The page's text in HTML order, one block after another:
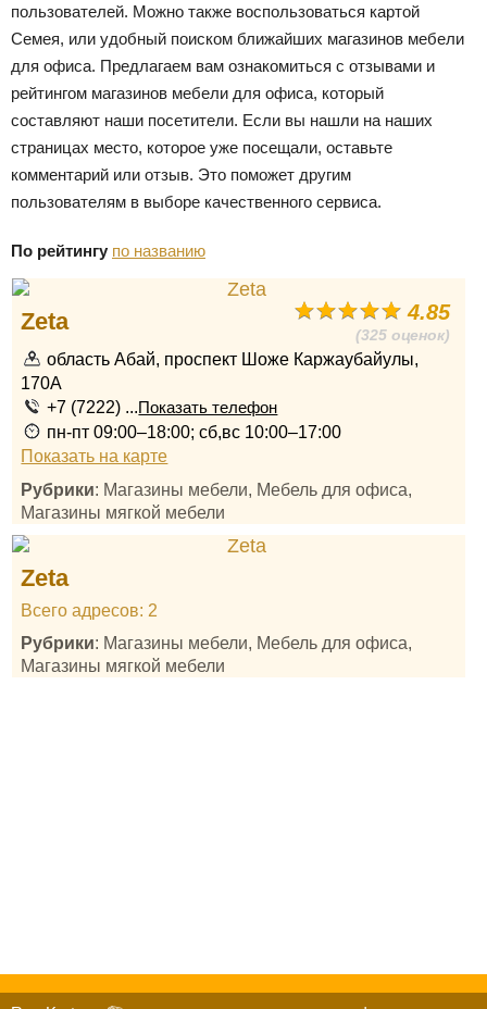
пользователей. Можно также воспользоваться картой
Семея, или удобный поиском ближайших магазинов мебели
для офиса. Предлагаем вам ознакомиться с отзывами и
рейтингом магазинов мебели для офиса, который
составляют наши посетители. Если вы нашли на наших
страницах место, которое уже посещали, оставьте
комментарий или отзыв. Это поможет другим
пользователям в выборе качественного сервиса.
По рейтингу по названию
4.85
(325 оценок)
Zeta
область Абай, проспект Шоже Каржаубайулы,
170А
+7 (7222) ...Показать телефон
пн-пт 09:00–18:00; сб,вс 10:00–17:00
Показать на карте
Рубрики: Магазины мебели, Мебель для офиса,
Магазины мягкой мебели
Zeta
Всего адресов: 2
Рубрики: Магазины мебели, Мебель для офиса,
Магазины мягкой мебели